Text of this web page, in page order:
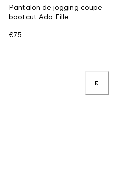
Pantalon de jogging coupe
bootcut Ado Fille
€75